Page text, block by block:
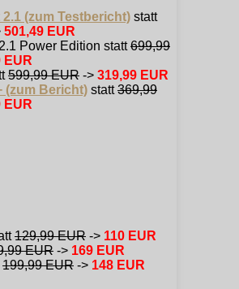
(zum Testbericht) statt
501,49 EUR
Power Edition statt699,99
EUR
599,99 EUR -> 319,99 EUR
(zum Bericht) statt369,99
EUR
129,99 EUR -> 110 EUR
EUR -> 169 EUR
199,99 EUR -> 148 EUR